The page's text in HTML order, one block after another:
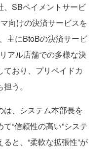
SBペイメントサービ
向けの決済サービスを
主にBtoBの決済サービ
アル店舗での多様な決
おり、プリペイドカ
う。
、システム本部長を
“信頼性の高い”システ
と、“柔軟な拡張性”が